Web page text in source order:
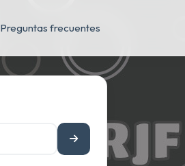
Preguntas frecuentes